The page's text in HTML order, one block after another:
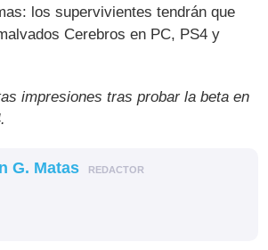
los supervivientes tendrán que
Cerebros en PC, PS4 y
impresiones tras probar la beta en
G. Matas REDACTOR